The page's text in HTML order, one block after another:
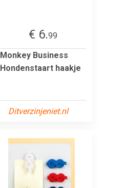
€ 6.99
Monkey Business
Hondenstaart haakje
Ditverzinjeniet.nl